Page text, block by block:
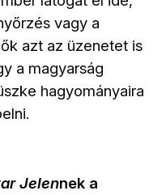
vagy a
azt az üzenetet is
a magyarság
hagyományaira
Jelennek a